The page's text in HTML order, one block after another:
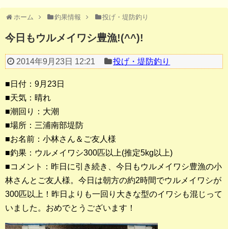
ホーム 釣果情報 投げ・堤防釣り
今日もウルメイワシ豊漁!(^^)!
2014年9月23日 12:21 投げ・堤防釣り
■日付：9月23日
■天気：晴れ
■潮回り：大潮
■場所：三浦南部堤防
■お名前：小林さん＆ご友人様
■釣果：ウルメイワシ300匹以上(推定5kg以上)
■コメント：昨日に引き続き、今日もウルメイワシ豊漁の小
林さんとご友人様。今日は朝方の約2時間でウルメイワシが
300匹以上！昨日よりも一回り大きな型のイワシも混じって
いました。おめでとうございます！
陸っぱりルアー
船・ボート釣り
その他の釣り
釣果ランキング
2023年 クロダイ部門
2023年 メジナ部門
歴代釣果ランキング